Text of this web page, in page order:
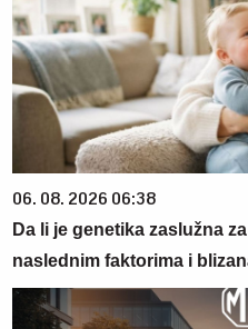
06. 08. 2026 06:38
Da li je genetika zaslužna
naslednim faktorima i